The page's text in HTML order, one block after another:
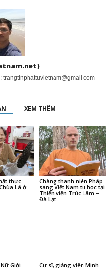
trangtinphattuvietnam@gmail.com
XEM THÊM
thực
Lá ở
Chàng thanh niên Pháp
sang Việt Nam tu học tại
Thiền viện Trúc Lâm –
Đà Lạt
Giới
Cư sĩ, giảng viên Minh